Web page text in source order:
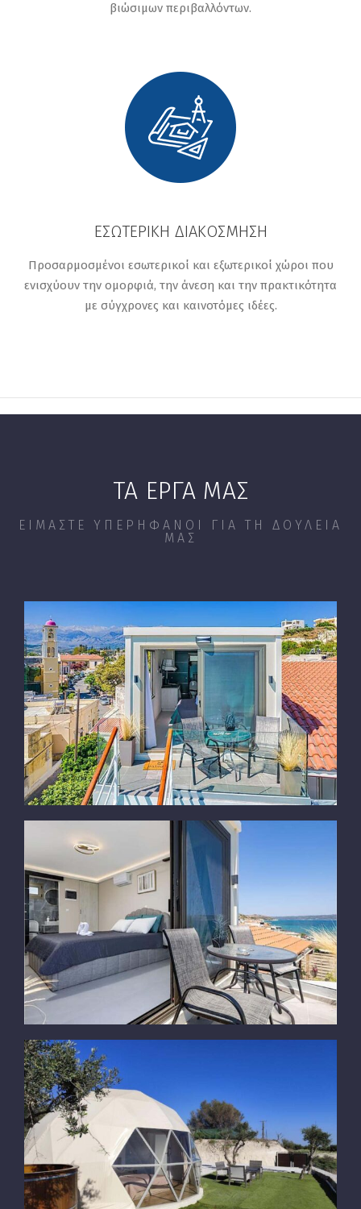
βιώσιμων περιβαλλόντων.
ΕΣΩΤΕΡΙΚΉ ΔΙΑΚΌΣΜΗΣΗ
Προσαρμοσμένοι εσωτερικοί και εξωτερικοί χώροι που
ενισχύουν την ομορφιά, την άνεση και την πρακτικότητα
με σύγχρονες και καινοτόμες ιδέες.
ΤΑ ΈΡΓΑ ΜΑΣ
ΕΊΜΑΣΤΕ ΥΠΕΡΉΦΑΝΟΙ ΓΙΑ ΤΗ ΔΟΥΛΕΙΆ
ΜΑΣ